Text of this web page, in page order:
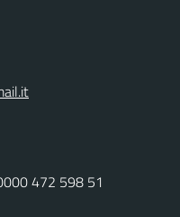
472 598 51